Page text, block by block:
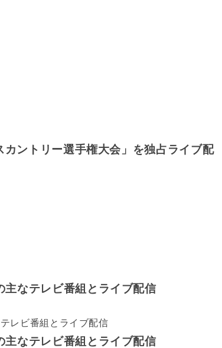
ントリー選手権大会」を独占ライブ配
なテレビ番組とライブ配信
なテレビ番組とライブ配信